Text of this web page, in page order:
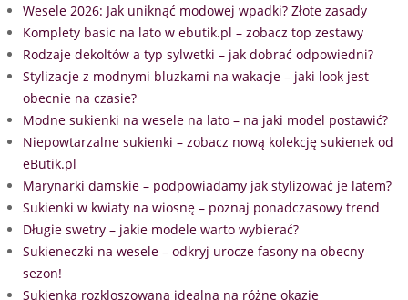
Wesele 2026: Jak uniknąć modowej wpadki? Złote zasady
Komplety basic na lato w ebutik.pl – zobacz top zestawy
Rodzaje dekoltów a typ sylwetki – jak dobrać odpowiedni?
Stylizacje z modnymi bluzkami na wakacje – jaki look jest
obecnie na czasie?
Modne sukienki na wesele na lato – na jaki model postawić?
Niepowtarzalne sukienki – zobacz nową kolekcję sukienek od
eButik.pl
Marynarki damskie – podpowiadamy jak stylizować je latem?
Sukienki w kwiaty na wiosnę – poznaj ponadczasowy trend
Długie swetry – jakie modele warto wybierać?
Sukieneczki na wesele – odkryj urocze fasony na obecny
sezon!
Sukienka rozkloszowana idealna na różne okazje